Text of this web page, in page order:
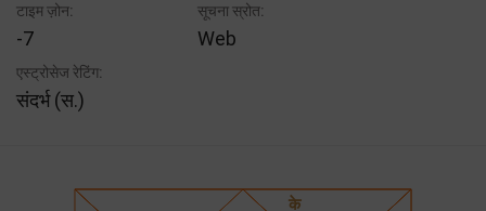
टाइम ज़ोन:
-7
सूचना स्रोत:
Web
एस्ट्रोसेज रेटिंग:
संदर्भ (स.)